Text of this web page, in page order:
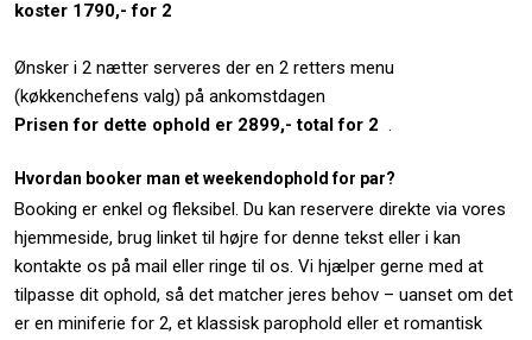
koster 1790,- for 2
Ønsker i 2 nætter serveres der en 2 retters menu
(køkkenchefens valg) på ankomstdagen
Prisen for dette ophold er 2899,- total for 2 .
Hvordan booker man et weekendophold for par?
Booking er enkel og fleksibel. Du kan reservere direkte via vores
hjemmeside, brug linket til højre for denne tekst eller i kan
kontakte os på mail eller ringe til os. Vi hjælper gerne med at
tilpasse dit ophold, så det matcher jeres behov – uanset om det
er en miniferie for 2, et klassisk parophold eller et romantisk